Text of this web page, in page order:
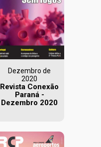
Dezembro de
2020
Revista Conexão
Paraná -
Dezembro 2020